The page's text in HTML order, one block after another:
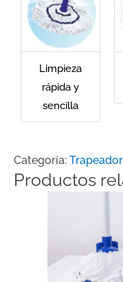
Limpieza
rápida y
sencilla
Categoría:
Productos